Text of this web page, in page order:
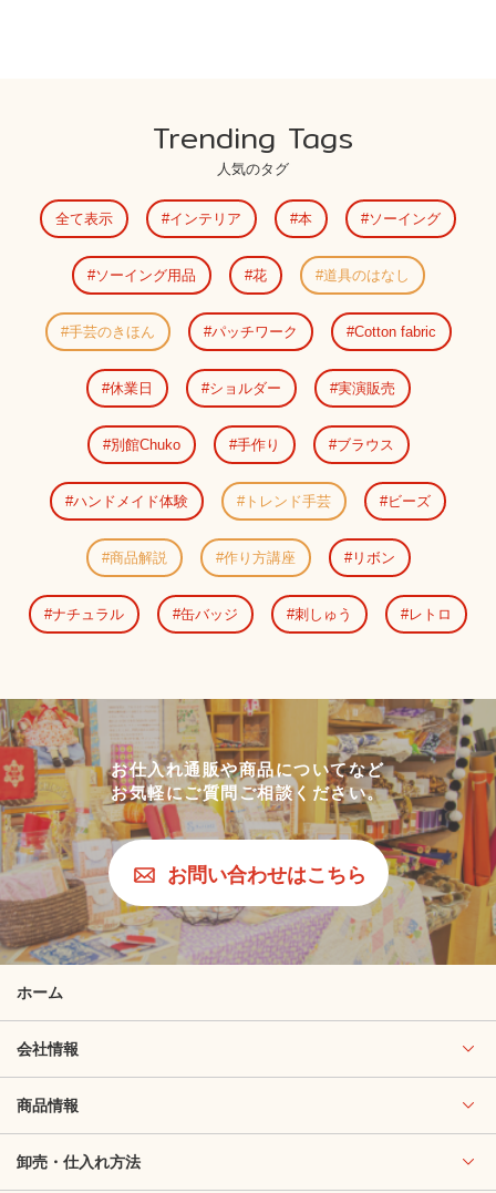
Trending Tags
人気のタグ
全て表示 インテリア 本 ソーイング
ソーイング用品 花 道具のはなし
手芸のきほん パッチワーク Cotton fabric
休業日 ショルダー 実演販売
別館Chuko 手作り ブラウス
ハンドメイド体験 トレンド手芸 ビーズ
商品解説 作り方講座 リボン
ナチュラル 缶バッジ 刺しゅう レトロ
お仕入れ通販や商品についてなど
お気軽にご質問ご相談ください。
お問い合わせはこちら
ホーム
会社情報
商品情報
卸売・仕入れ方法